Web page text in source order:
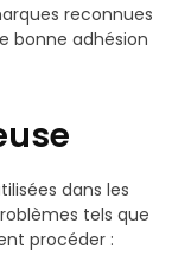
reconnues
bonne adhésion
dans les
tels que
procéder :